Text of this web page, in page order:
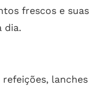
frescos e
dia.